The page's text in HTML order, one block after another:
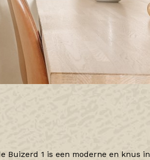
Buizerd 1 is een moderne en knus